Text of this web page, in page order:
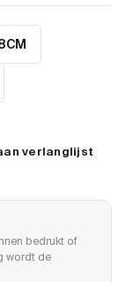
verlanglijst
bedrukt of
wordt de